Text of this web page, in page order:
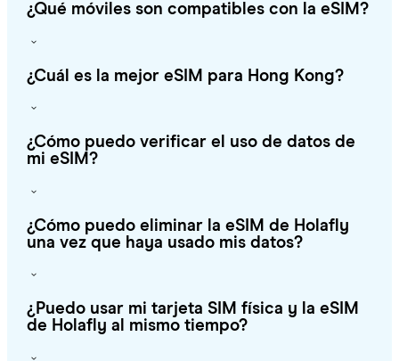
¿Qué móviles son compatibles con la eSIM?
¿Cuál es la mejor eSIM para Hong Kong?
¿Cómo puedo verificar el uso de datos de
mi eSIM?
¿Cómo puedo eliminar la eSIM de Holafly
una vez que haya usado mis datos?
¿Puedo usar mi tarjeta SIM física y la eSIM
de Holafly al mismo tiempo?